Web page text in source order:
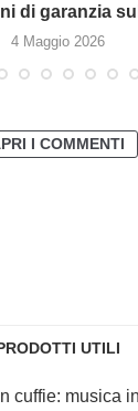
di garanzia
4 Maggio 2026
I COMMENTI
UTILI
cuffie: musica